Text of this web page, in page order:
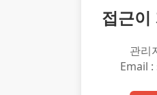
접근이
관리
Email